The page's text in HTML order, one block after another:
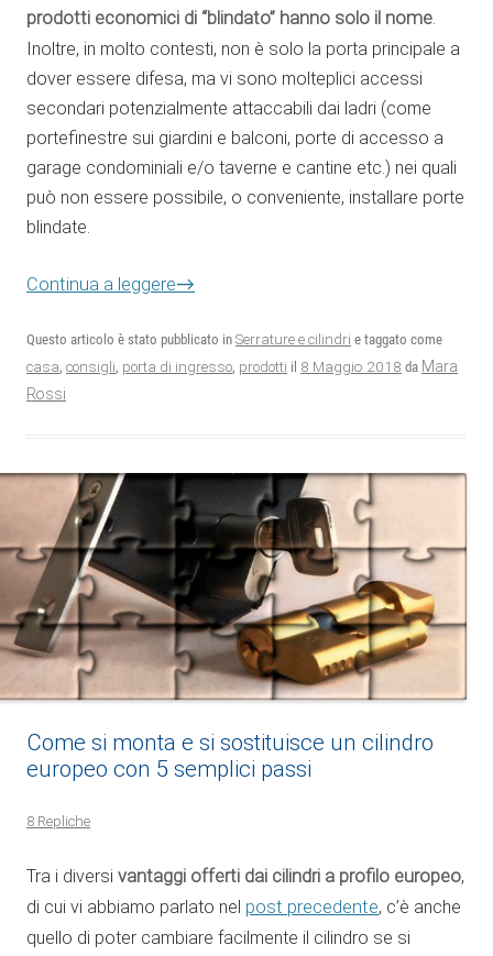
prodotti economici di “blindato” hanno solo il nome.
Inoltre, in molto contesti, non è solo la porta principale a
dover essere difesa, ma vi sono molteplici accessi
secondari potenzialmente attaccabili dai ladri (come
portefinestre sui giardini e balconi, porte di accesso a
garage condominiali e/o taverne e cantine etc.) nei quali
può non essere possibile, o conveniente, installare porte
blindate.
Continua a leggere→
Questo articolo è stato pubblicato in Serrature e cilindri e taggato come
casa, consigli, porta di ingresso, prodotti il 8 Maggio 2018 da Mara
Rossi
Come si monta e si sostituisce un cilindro
europeo con 5 semplici passi
8 Repliche
Tra i diversi vantaggi offerti dai cilindri a profilo europeo,
di cui vi abbiamo parlato nel post precedente, c’è anche
quello di poter cambiare facilmente il cilindro se si